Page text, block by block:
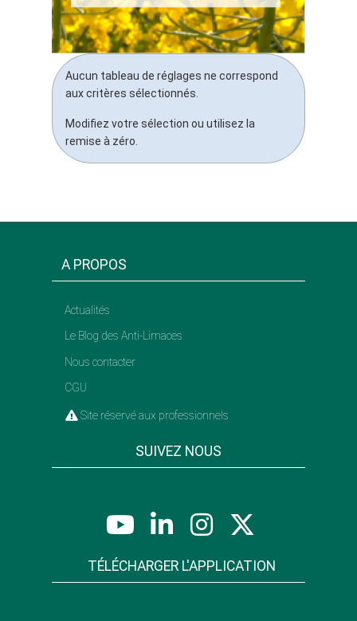
Aucun tableau de réglages ne correspond
aux critères sélectionnés.
Modifiez votre sélection ou utilisez la
remise à zéro.
A PROPOS
Actualités
Le Blog des Anti-Limaces
Nous contacter
CGU
Site réservé aux professionnels
SUIVEZ NOUS
TÉLÉCHARGER L'APPLICATION